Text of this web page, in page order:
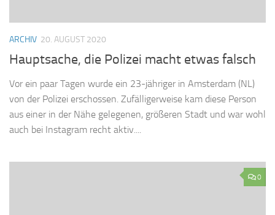
ARCHIV 20. AUGUST 2020
Hauptsache, die Polizei macht etwas falsch
Vor ein paar Tagen wurde ein 23-jähriger in Amsterdam (NL)
von der Polizei erschossen. Zufälligerweise kam diese Person
aus einer in der Nähe gelegenen, größeren Stadt und war wohl
auch bei Instagram recht aktiv....
0